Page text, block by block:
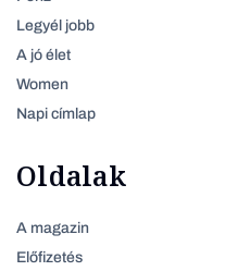
Legyél jobb
A jó élet
Women
Napi címlap
Oldalak
A magazin
Előfizetés